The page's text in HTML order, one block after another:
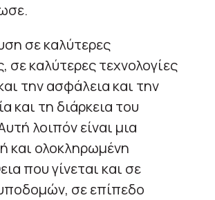
σε καλύτερες
σε καλύτερες τεχνολογίες
την ασφάλεια και την
και τη διάρκεια του
λοιπόν είναι μια
και ολοκληρωμένη
που γίνεται και σε
σε επίπεδο